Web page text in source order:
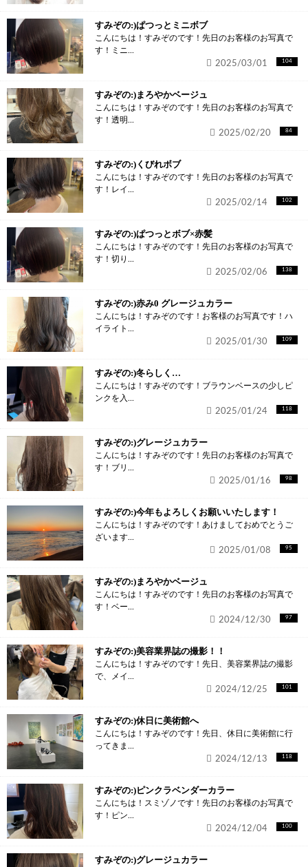
すみぞの:)ぱつっとミニボブ
こんにちは！すみぞのです！先日のお客様のお写真で
す！ミニ...
104
2025/03/01
すみぞの:)まろやかベージュ
こんにちは！すみぞのです！先日のお客様のお写真で
す！透明...
84
2025/02/20
すみぞの:)くびれボブ
こんにちは！すみぞのです！先日のお客様のお写真で
す！レイ...
102
2025/02/14
すみぞの:)ぱつっとボブ×赤髪
こんにちは！すみぞのです！先日のお客様のお写真で
す！切り...
138
2025/02/06
すみぞの:)赤み0 グレージュカラー
こんにちは！すみぞのです！お客様のお写真です！ハ
イライト...
109
2025/01/30
すみぞの:)冬らしく…
こんにちは！すみぞのです！ブラウンベースの少しピ
ンクを入...
118
2025/01/24
すみぞの:)グレージュカラー
こんにちは！すみぞのです！先日のお客様のお写真で
す！ブリ...
98
2025/01/16
すみぞの:)今年もよろしくお願いいたします！
こんにちは！すみぞのです！あけましておめでとうご
ざいます...
95
2025/01/08
すみぞの:)まろやかベージュ
こんにちは！すみぞのです！先日のお客様のお写真で
す！ベー...
97
2024/12/30
すみぞの:)美容業界誌の撮影！！
こんにちは！すみぞのです！先日、美容業界誌の撮影
で、メイ...
101
2024/12/25
すみぞの:)休日に美術館へ
こんにちは！すみぞのです！先日、休日に美術館に行
ってきま...
118
2024/12/13
すみぞの:)ピンクラベンダーカラー
こんにちは！スミゾノです！先日のお客様のお写真で
す！ピン...
100
2024/12/04
すみぞの:)グレージュカラー